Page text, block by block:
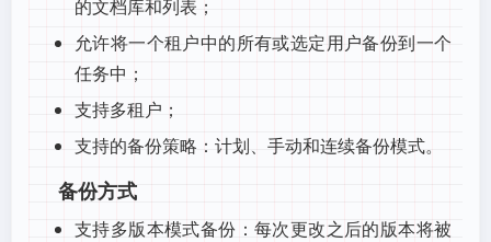
的文档库和列表；
允许将一个租户中的所有或选定用户备份到一个
任务中；
支持多租户；
支持的备份策略：计划、手动和连续备份模式。
备份方式
支持多版本模式备份：每次更改之后的版本将被